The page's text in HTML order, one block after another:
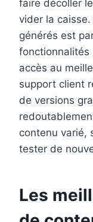
faire décoller
vider la
générés est
fonctionnalités
accès au
support client
de versions
contenu varié,
tester de
Les